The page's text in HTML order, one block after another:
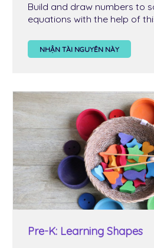
Build and draw numbers to
equations with the help of
NHẬN TÀI NGUYÊN NÀY
Pre-K: Learning Shapes